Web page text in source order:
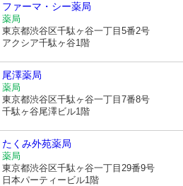
ファーマ・シー薬局
薬局
東京都渋谷区千駄ヶ谷一丁目5番2号
アクシア千駄ヶ谷1階
尾澤薬局
薬局
東京都渋谷区千駄ヶ谷一丁目7番8号
千駄ヶ谷尾澤ビル1階
たくみ外苑薬局
薬局
東京都渋谷区千駄ヶ谷一丁目29番9号
日本パーティービル1階